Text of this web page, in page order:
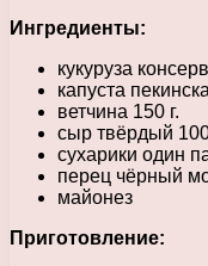
Ингредиенты:
кукуруза
капуста
ветчина 150 г.
сыр твёрдый
сухарики один
перец чёрный
майонез
Приготовление: